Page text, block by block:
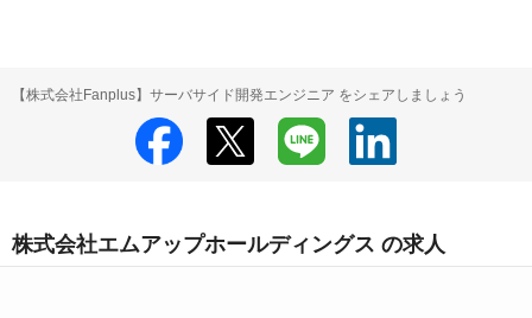
【株式会社Fanplus】サーバサイド開発エンジニア をシェアしましょう
株式会社エムアップホールディングス の求人